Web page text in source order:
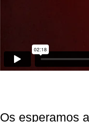
Os esperamos